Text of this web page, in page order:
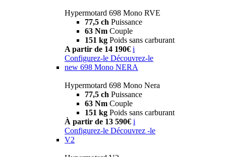
Hypermotard 698 Mono RVE
77,5 ch Puissance
63 Nm Couple
151 kg Poids sans carburant
A partir de 14 190€ i
Configurez-le Découvrez-le
new 698 Mono NERA
Hypermotard 698 Mono Nera
77,5 ch Puissance
63 Nm Couple
151 kg Poids sans carburant
À partir de 13 590€ i
Configurez-le Découvrez -le
V2